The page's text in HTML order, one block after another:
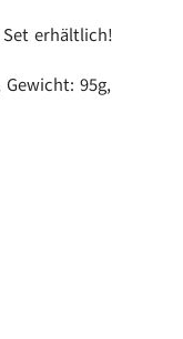
Set erhältlich!
95g,